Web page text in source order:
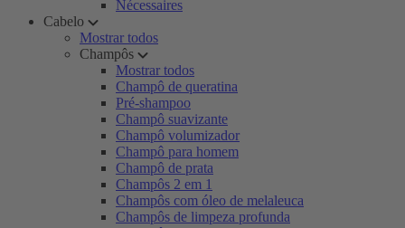
Nécessaires
Cabelo
Mostrar todos
Champôs
Mostrar todos
Champô de queratina
Pré-shampoo
Champô suavizante
Champô volumizador
Champô para homem
Champô de prata
Champôs 2 em 1
Champôs com óleo de melaleuca
Champôs de limpeza profunda